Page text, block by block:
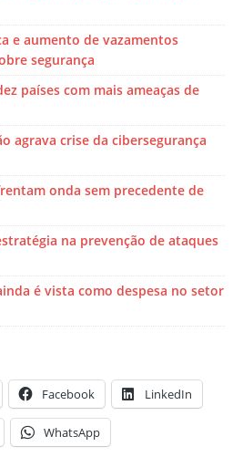
e aumento de vazamentos
segurança
países com mais ameaças de
agrava crise da cibersegurança
onda sem precedente de
na prevenção de ataques
é vista como despesa no setor
Facebook LinkedIn
WhatsApp